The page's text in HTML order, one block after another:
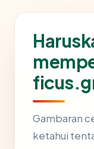
Gambaran
ketahui